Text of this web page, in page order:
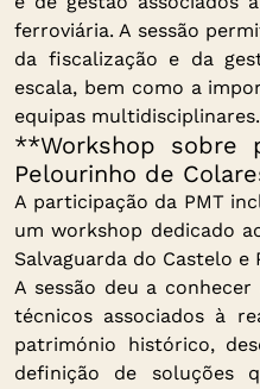
ferroviária. A sessão
da fiscalização e da
escala, bem como a
equipas multidisciplinares.
**Workshop sobre
Pelourinho de
A participação da PMT
um workshop dedicado
Salvaguarda do Castelo e
A sessão deu a
técnicos associados à
património histórico,
definição de soluções